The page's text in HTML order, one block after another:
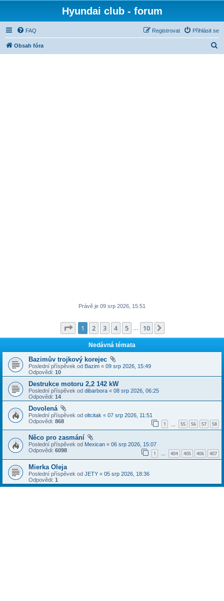
Hyundai club - forum
FAQ Přihlásit se
Registrovat
Obsah fóra
Právě je 09 srp 2026, 15:51
Stránka z 10
1 2 3 4 5 10
Nedávná témata
Bazimův trojkový korejec
Poslední příspěvek od Bazim « 09 srp 2026, 15:49
Odpovědi: 10
Destrukce motoru 2,2 142 kW
Poslední příspěvek od dibarbora « 08 srp 2026, 06:25
Odpovědi: 14
Dovolená
Poslední příspěvek od oltcitak « 07 srp 2026, 11:51
Odpovědi: 868 1 55 56 57 58
Něco pro zasmání
Poslední příspěvek od Mexican « 06 srp 2026, 15:07
Odpovědi: 6098 1 … 404 405 406 407
Mierka Oleja
Poslední příspěvek od JETY « 05 srp 2026, 18:36
Odpovědi: 1